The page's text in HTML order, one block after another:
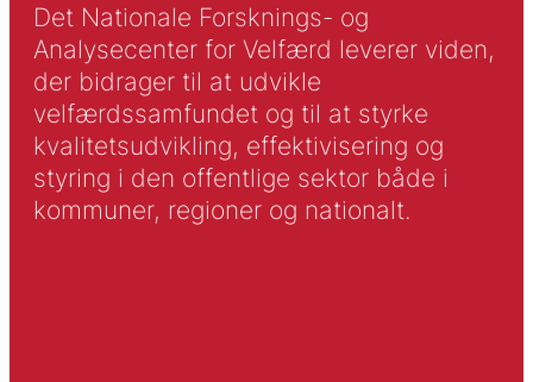
Det Nationale Forsknings- og
Analysecenter for Velfærd leverer viden,
der bidrager til at udvikle
velfærdssamfundet og til at styrke
kvalitetsudvikling, effektivisering og
styring i den offentlige sektor både i
kommuner, regioner og nationalt.